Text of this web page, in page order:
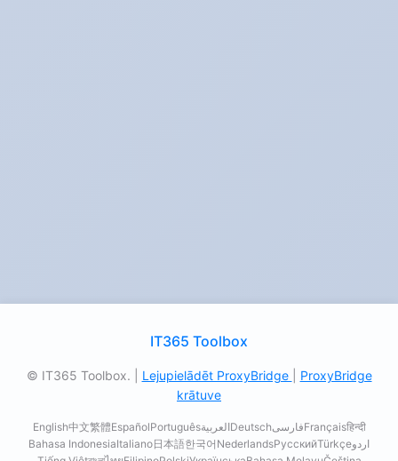
IT365 Toolbox
© IT365 Toolbox. | Lejupielādēt ProxyBridge
ProxyBridge
krātuve
English中文繁體EspañolPortuguêsالعربيةDeutschفارسیFrançaisहिन्दी
Bahasa IndonesiaItaliano日本語한국어 NederlandsРусскийTürkçeاردو